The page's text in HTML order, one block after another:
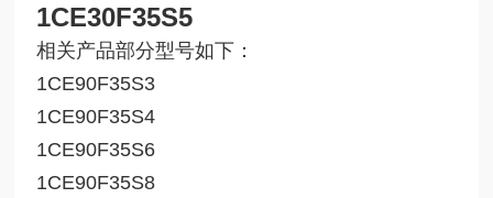
1CE30F35S5
相关产品部分型号如下：
1CE90F35S3
1CE90F35S4
1CE90F35S6
1CE90F35S8